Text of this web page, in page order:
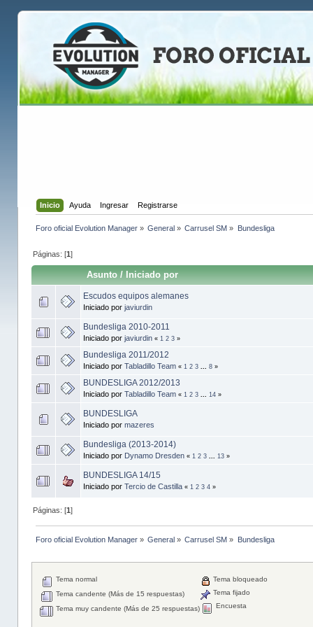
Inicio Ayuda Ingresar Registrarse
Foro oficial Evolution Manager» General » Carrusel SM » Bundesliga
Páginas: [1]
Asunto/ Iniciado por
Escudos equipos alemanes
Iniciado por javiurdin
Bundesliga 2010-2011
Iniciado por javiurdin « 1 2 3»
Bundesliga 2011/2012
Iniciado por Tabladillo Team « 1 2 3 8»
BUNDESLIGA 2012/2013
Iniciado por Tabladillo Team « 1 2 3 14»
BUNDESLIGA
Iniciado por mazeres
Bundesliga (2013-2014)
Iniciado por Dynamo Dresden « 1 2 3 13»
BUNDESLIGA 14/15
Iniciado por Tercio de Castilla « 1 2 3 4»
Páginas: [1]
Foro oficial Evolution Manager» General » Carrusel SM » Bundesliga
Tema normal
Tema candente (Más de 15 respuestas)
Tema muy candente (Más de 25 respuestas)
Tema bloqueado
Tema fijado
Encuesta